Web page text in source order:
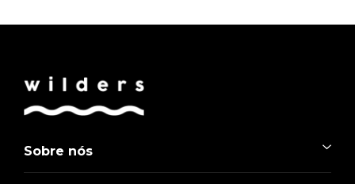
Sobre nós